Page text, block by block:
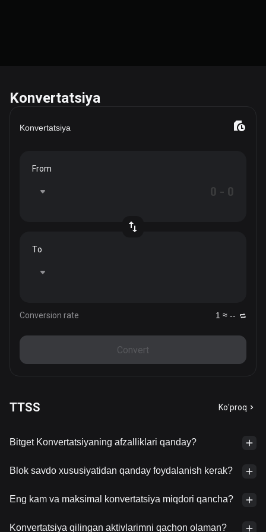
Konvertatsiya
Konvertatsiya
From
To
Conversion rate 1 ≈ --
Convert
TTSS Ko'proq
Bitget Konvertatsiyaning afzalliklari qanday?
Blok savdo xususiyatidan qanday foydalanish kerak?
Eng kam va maksimal konvertatsiya miqdori qancha?
Konvertatsiya qilingan aktivlarimni qachon olaman?